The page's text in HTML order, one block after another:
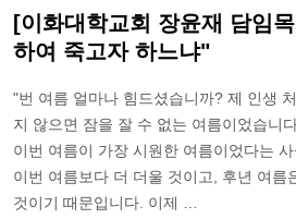
[이화대학교회 장윤재 담임
하여 죽고자 하느냐"
"번 여름 얼마나 힘드셨습니까? 제 인생
지 않으면 잠을 잘 수 없는 여름이었습니
이번 여름이 가장 시원한 여름이었다는
이번 여름보다 더 더울 것이고, 후년 여름
것이기 때문입니다. 이제 …